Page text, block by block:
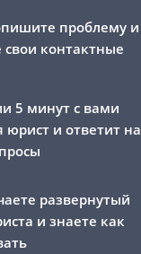
проблему и
свои контактные
5 минут с вами
юрист и ответит на
развернутый
и знаете как